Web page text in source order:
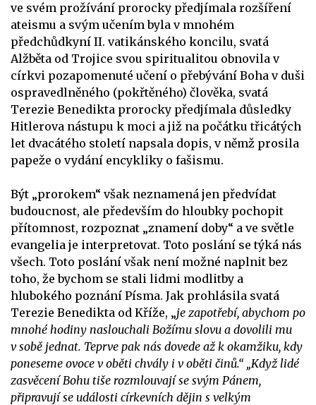
ve svém prožívání prorocky předjímala rozšíření
ateismu a svým učením byla v mnohém
předchůdkyní II. vatikánského koncilu, svatá
Alžběta od Trojice svou spiritualitou obnovila v
církvi pozapomenuté učení o přebývání Boha v duši
ospravedlněného (pokřtěného) člověka, svatá
Terezie Benedikta prorocky předjímala důsledky
Hitlerova nástupu k moci a již na počátku třicátých
let dvacátého století napsala dopis, v němž prosila
papeže o vydání encykliky o fašismu.
Být „prorokem“ však neznamená jen předvídat
budoucnost, ale především do hloubky pochopit
přítomnost, rozpoznat „znamení doby“ a ve světle
evangelia je interpretovat. Toto poslání se týká nás
všech. Toto poslání však není možné naplnit bez
toho, že bychom se stali lidmi modlitby a
hlubokého poznání Písma. Jak prohlásila svatá
Terezie Benedikta od Kříže, „je zapotřebí, abychom po
mnohé hodiny naslouchali Božímu slovu a dovolili mu
v sobě jednat. Teprve pak nás dovede až k okamžiku, kdy
poneseme ovoce v oběti chvály i v oběti činů.“ „Když lidé
zasvěcení Bohu tiše rozmlouvají se svým Pánem,
připravují se události církevních dějin s velkým